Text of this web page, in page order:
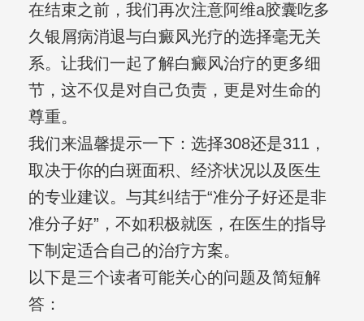
在结束之前，我们再次注意阿维a胶囊吃多
久银屑病消退与白癜风光疗的选择毫无关
系。让我们一起了解白癜风治疗的更多细
节，这不仅是对自己负责，更是对生命的
尊重。
我们来温馨提示一下：选择308还是311，
取决于你的白斑面积、经济状况以及医生
的专业建议。与其纠结于“准分子好还是非
准分子好”，不如积极就医，在医生的指导
下制定适合自己的治疗方案。
以下是三个读者可能关心的问题及简短解
答：